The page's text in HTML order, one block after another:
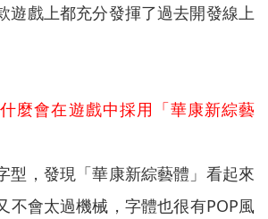
遊戲上都充分發揮了過去開發線上
麼會在遊戲中採用「華康新綜藝
型，發現「華康新綜藝體」看起來
不會太過機械，字體也很有POP風